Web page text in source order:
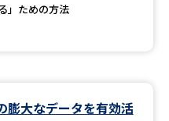
」ための方法
膨大なデータを有効活